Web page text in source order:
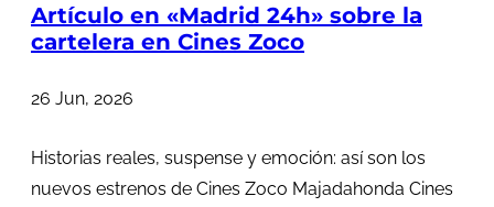
Artículo en «Madrid 24h» sobre la
cartelera en Cines Zoco
26 Jun, 2026
Historias reales, suspense y emoción: así son los
nuevos estrenos de Cines Zoco Majadahonda Cines